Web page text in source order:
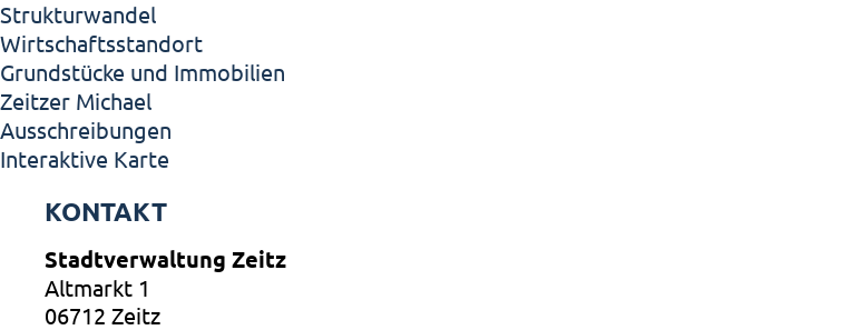
Strukturwandel
Wirtschaftsstandort
Grundstücke und Immobilien
Zeitzer Michael
Ausschreibungen
Interaktive Karte
KONTAKT
Stadtverwaltung Zeitz
Altmarkt 1
06712 Zeitz